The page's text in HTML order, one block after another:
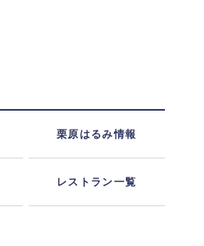
栗原はるみ情報
レストラン一覧